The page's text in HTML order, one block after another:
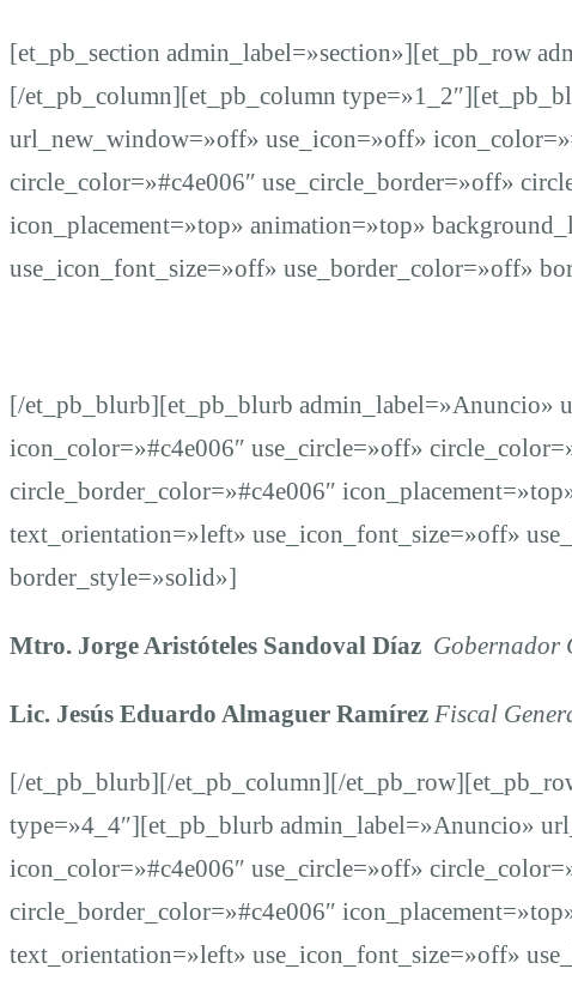
de
cuerpos
no
identificados
[et_pb_section admin_label=»section»][et_pb_row
[/et_pb_column][et_pb_column
url_new_window=»off» use_icon=»off»
circle_color=»#c4e006″ use_circle_border=»off»
icon_placement=»top» animation=»top»
use_icon_font_size=»off» use_border_color=»off»
[/et_pb_blurb][et_pb_blurb admin_label=»Anuncio»
icon_color=»#c4e006″ use_circle=»off»
circle_border_color=»#c4e006″
text_orientation=»left» use_icon_font_size=»off»
border_style=»solid»]
Mtro. Jorge Aristóteles Sandoval Díaz Gobernador
Lic. Jesús Eduardo Almaguer Ramírez Fiscal
[/et_pb_blurb][/et_pb_column][/
type=»4_4″][et_pb_blurb admin_label=»Anuncio»
icon_color=»#c4e006″ use_circle=»off»
circle_border_color=»#c4e006″
text_orientation=»left» use_icon_font_size=»off»